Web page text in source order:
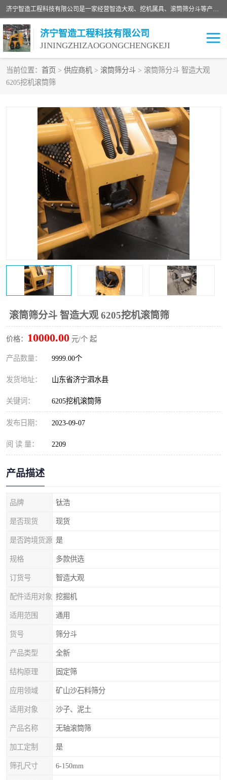
济宁智造工程科技有限公司是一家经营智造大观、挖机属具、滚筒筛分斗等产品的滑移装载机厂家。济宁智造工程科技有限公司奉行以质量赢得用户，诚信为本，互利共赢的宗旨，依靠雄厚的技术力量，科学的管理制度，先进的加工检测设备，始终坚持以客户为中心，免费咨询！
济宁智造工程科技有限公司
JININGZHIZAOGONGCHENGKEJI
当前位置： 首页 > 供应商机 > 滚筒筛分斗 > 滚筒筛分斗 智造大观
6205挖机滚筒筛
滚筒筛分斗 智造大观 6205挖机滚筒筛
价格： 10000.00 元/个 起
产品数量： 9999.00个
发货地址： 山东省济宁泗水县
关键词： 6205挖机滚筒筛
发布日期： 2023-09-07
阅 读 量： 2209
产品描述
品牌 钛浩
是否现货 现货
是否跨境货源 是
规格 多款供选
订货号 智造大观
配件适用对象 挖掘机
适用范围 通用
货号 筛分斗
产品类型 全新
结构原理 固定筛
应用领域 矿山沙石料筛分
适用对象 沙子、泥土
产品名称 无轴滚筒筛
加工定制 是
筛孔尺寸 6-150mm
振动夯
铣挖机 移动破碎机
滚筒筛分斗 粉碎钳
液压剪 土壤修复
开沟机
伐木机 破碎机
打桩机 压路机
枕木机 滑移装载机
清扫器 割草机
挖树机 拓荒机
滚筒筛
挖掘机破碎斗